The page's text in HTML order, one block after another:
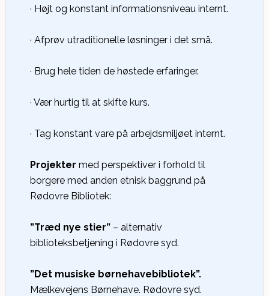
· Højt og konstant informationsniveau internt.
· Afprøv utraditionelle løsninger i det små.
· Brug hele tiden de høstede erfaringer.
· Vær hurtig til at skifte kurs.
· Tag konstant vare på arbejdsmiljøet internt.
Projekter med perspektiver i forhold til
borgere med anden etnisk baggrund på
Rødovre Bibliotek:
”Træd nye stier” – alternativ
biblioteksbetjening i Rødovre syd.
”Det musiske børnehavebibliotek”.
Mælkevejens Børnehave. Rødovre syd.